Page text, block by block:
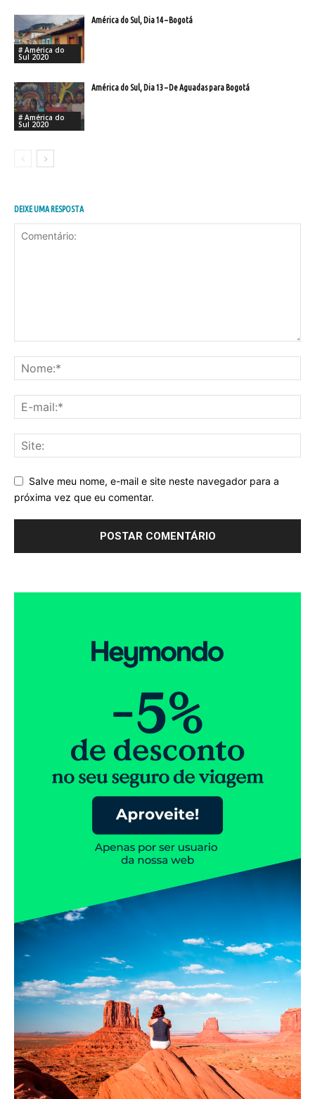
# América do
Sul 2020
América do Sul, Dia 14 – Bogotá
# América do
Sul 2020
América do Sul, Dia 13 – De Aguadas para Bogotá
DEIXE UMA RESPOSTA
Salve meu nome, e-mail e site neste navegador para a
próxima vez que eu comentar.